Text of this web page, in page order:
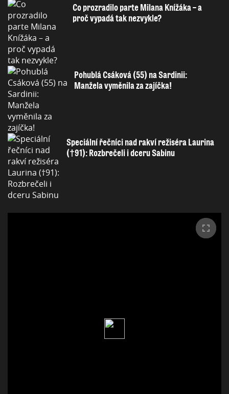
Co prozradilo parte Milana Knížáka – a
proč vypadá tak nezvykle?
Pohublá Csáková (55) na Sardinii:
Manžela vyměnila za zajíčka!
Speciální řečníci nad rakví režiséra Laurina
(†91): Rozbrečeli i dceru Sabinu